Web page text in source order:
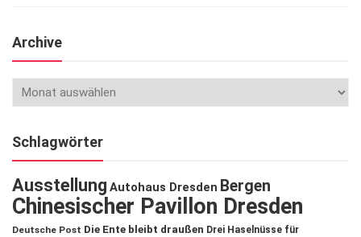
Archive
Schlagwörter
Ausstellung Autohaus Dresden Bergen
Chinesischer Pavillon Dresden
Deutsche Post Die Ente bleibt draußen Drei Haselnüsse für